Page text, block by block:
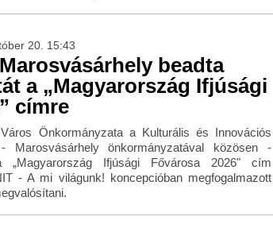
20. 15:43
beadta
a „Magyarország Ifjúsági
címre
Önkormányzata a Kulturális és Innovációs
Marosvásárhely önkormányzatával közösen -
Ifjúsági Fővárosa 2026" cím
- A mi világunk! koncepcióban megfogalmazott